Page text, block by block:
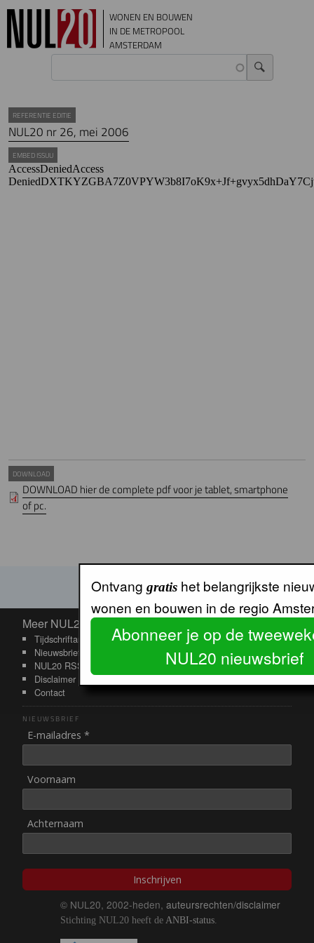
Overslaan en naar de inhoud gaan
WONEN EN BOUWEN
IN DE METROPOOL
AMSTERDAM
REFERENTIE EDITIE
NUL20 nr 26, mei 2006
EMBED ISSUU
DOWNLOAD
DOWNLOAD hier de complete pdf voor je tablet, smartphone
of pc.
Meer NUL20
Meer NUL20
Tijdschriftarchief
Nieuwsbrief
NUL20 RSS-feeds
Disclaimer
Contact
NIEUWSBRIEF
E-mailadres *
Voornaam
Achternaam
Inschrijven
© NUL20, 2002-heden, auteursrechten/disclaimer
Stichting NUL20 heeft de ANBI-status
Ontvang gratishet belangrijkste
wonen en bouwen in de regio
Abonneer je op de
NUL20 nieuwsbrief